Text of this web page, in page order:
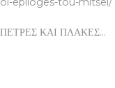
ΠΕΤΡΕΣ ΚΑΙ ΠΛΑΚΕΣ…